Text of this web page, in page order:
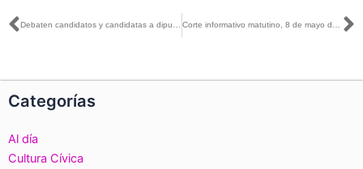
Ant
Categorías
Al día
Cultura Cívica